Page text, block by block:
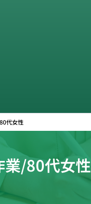
代女性
業/80代女性